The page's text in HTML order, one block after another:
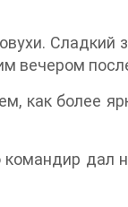
как более
дал